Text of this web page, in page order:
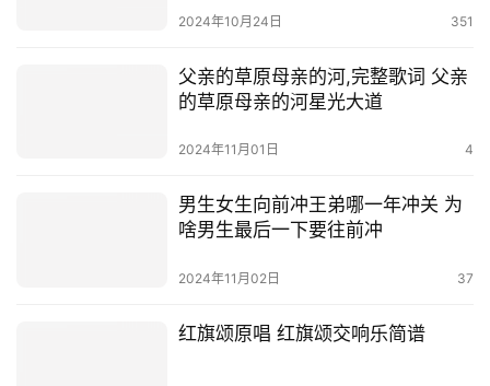
2024年10月24日 351
父亲的草原母亲的河,完整歌词 父亲
的草原母亲的河星光大道
2024年11月01日 4
男生女生向前冲王弟哪一年冲关 为
啥男生最后一下要往前冲
2024年11月02日 37
红旗颂原唱 红旗颂交响乐简谱